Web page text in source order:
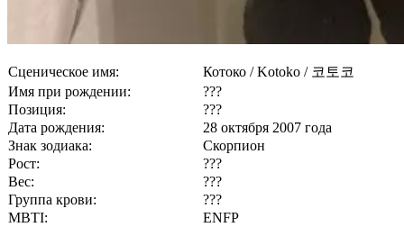
Сценическое имя:
Котоко / Kotoko / 코토코
Имя при рождении:
???
Позиция:
???
Дата рождения:
28 октября 2007 года
Знак зодиака:
Скорпион
Рост:
???
Вес:
???
Группа крови:
???
MBTI:
ENFP